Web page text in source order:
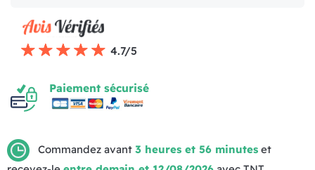
Commandez avant 3 heures et 56 minutes et
4.7/5
Paiement sécurisé